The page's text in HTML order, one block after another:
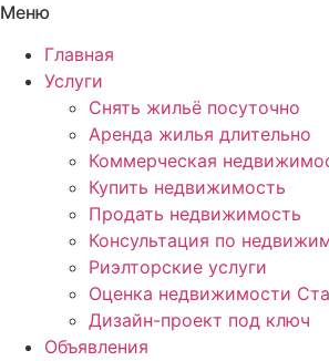
Меню
Главная
Услуги
Снять жильё посуточно
Аренда жилья длительно
Коммерческая
Купить недвижимость
Продать недвижимость
Консультация по
Риэлторские услуги
Оценка недвижимости
Дизайн-проект под ключ
Объявления